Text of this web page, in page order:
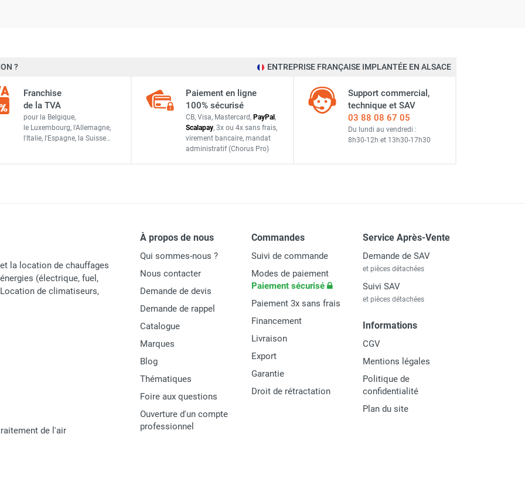
? ENTREPRISE FRANÇAISE IMPLANTÉE EN ALSACE
Franchise
de la TVA
pour la Belgique,
le Luxembourg, l'Allemagne,
l'Italie, l'Espagne, la Suisse…
Paiement en ligne
100% sécurisé
CB, Visa, Mastercard, PayPal ,
Scalapay, 3x ou 4x sans frais,
virement bancaire, mandat
administratif (Chorus Pro)
Support commercial,
technique et SAV
03 88 08 67 05
Du lundi au vendredi :
8h30-12h et 13h30-17h30
la location de chauffages
(électrique, fuel,
de climatiseurs,
de l'air
À propos de nous
Qui sommes-nous ?
Nous contacter
Demande de devis
Demande de rappel
Catalogue
Marques
Blog
Thématiques
Foire aux questions
Ouverture d'un compte
professionnel
Commandes
Suivi de commande
Modes de paiement
Paiement sécurisé
Paiement 3x sans frais
Financement
Livraison
Export
Garantie
Droit de rétractation
Service Après-Vente
Demande de SAV
et pièces détachées
Suivi SAV
et pièces détachées
Informations
CGV
Mentions légales
Politique de
confidentialité
Plan du site